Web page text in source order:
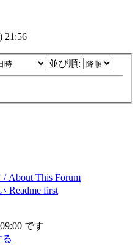
21:56
並び順:
About This Forum
Readme first
です